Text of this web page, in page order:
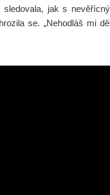
jak s
se. „Nehodláš mi